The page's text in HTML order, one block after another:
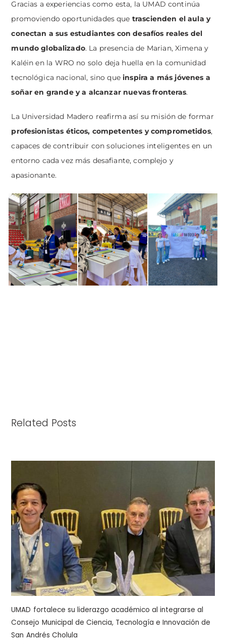
Gracias a experiencias como esta, la UMAD continúa
promoviendo oportunidades que trascienden el aula y
conectan a sus estudiantes con desafíos reales del
mundo globalizado. La presencia de Marian, Ximena y
Kaléin en la WRO no solo deja huella en la comunidad
tecnológica nacional, sino queinspira a más jóvenes a
soñar en grande y a alcanzar nuevas fronteras.
La Universidad Madero reafirma así su misión de formar
profesionistas éticos, competentes y comprometidos,
capaces de contribuir con soluciones inteligentes en un
entorno cada vez más desafiante, complejo y
apasionante.
Related Posts
UMAD fortalece su liderazgo académico al integrarse al
Consejo Municipal de Ciencia, Tecnología e Innovación de
San Andrés Cholula